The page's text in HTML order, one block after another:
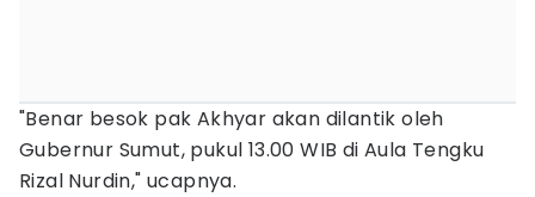
"Benar besok pak Akhyar akan dilantik oleh
Gubernur Sumut, pukul 13.00 WIB di Aula Tengku
Rizal Nurdin," ucapnya.